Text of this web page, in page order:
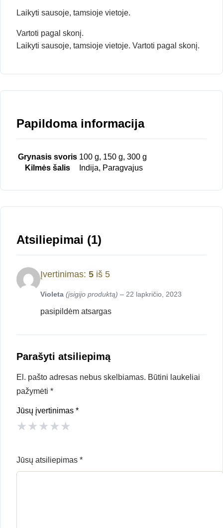
Laikyti sausoje, tamsioje vietoje.
Vartoti pagal skonį.
Laikyti sausoje, tamsioje vietoje. Vartoti pagal skonį.
Papildoma informacija
Grynasis svoris 100 g, 150 g, 300 g
Kilmės šalis
Indija, Paragvajus
Atsiliepimai (1)
Įvertinimas: 5 iš 5
Violeta (įsigijo produktą) – 22 lapkričio, 2023
pasipildėm atsargas
Parašyti atsiliepimą
El. pašto adresas nebus skelbiamas. Būtini laukeliai
pažymėti *
Jūsų įvertinimas *
★★★★★
Jūsų atsiliepimas *